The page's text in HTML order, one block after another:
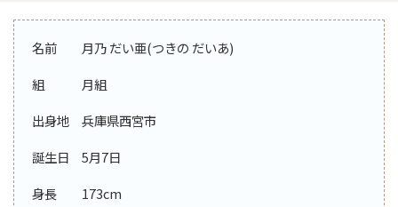
名前 月乃 だい亜(つきの だいあ)
組 月組
出身地 兵庫県西宮市
誕生日 5月7日
身長 173cm